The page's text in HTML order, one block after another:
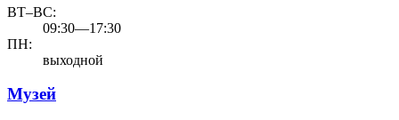
ВТ–ВС:
09:30—17:30
ПН:
выходной
Музей